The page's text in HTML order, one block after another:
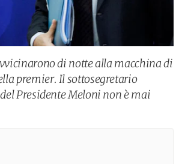
di notte alla macchina di
premier. Il sottosegretario
Presidente Meloni non è mai